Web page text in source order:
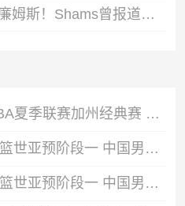
太阳官宣续约马克·威廉姆斯！Shams曾报道其合同为3年3800万美元
2026年07月07日NBA夏季联赛加州经典赛 热火 - 勇士 全场录像
2026年07月06日男篮世亚预阶段一 中国男篮 - 中国台北男篮 全场录像
2026年07月03日男篮世亚预阶段一 中国男篮 - 日本男篮 全场录像